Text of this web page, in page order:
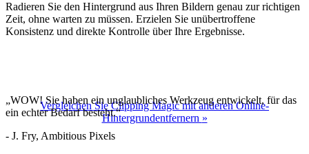
Radieren Sie den Hintergrund aus Ihren Bildern genau zur richtigen
Zeit, ohne warten zu müssen. Erzielen Sie unübertroffene
Konsistenz und direkte Kontrolle über Ihre Ergebnisse.
Vergleichen Sie Clipping Magic mit anderen Online-
Hintergrundentfernern »
„WOW! Sie haben ein unglaubliches Werkzeug entwickelt, für das
ein echter Bedarf besteht.“
- J. Fry, Ambitious Pixels